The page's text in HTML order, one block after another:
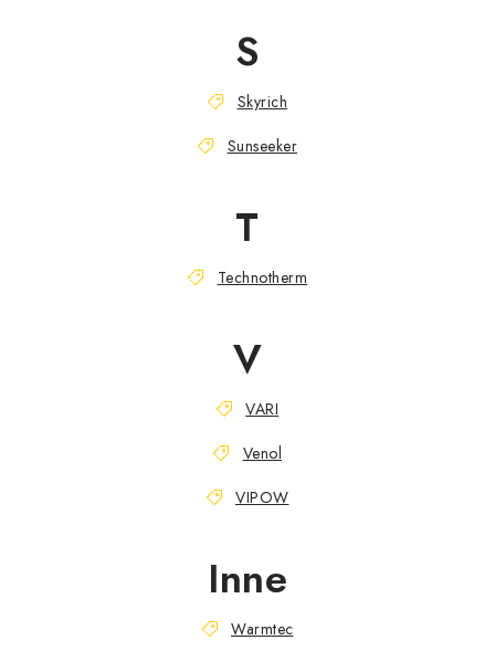
S
Skyrich
Sunseeker
T
Technotherm
V
VARI
Venol
VIPOW
Inne
Warmtec